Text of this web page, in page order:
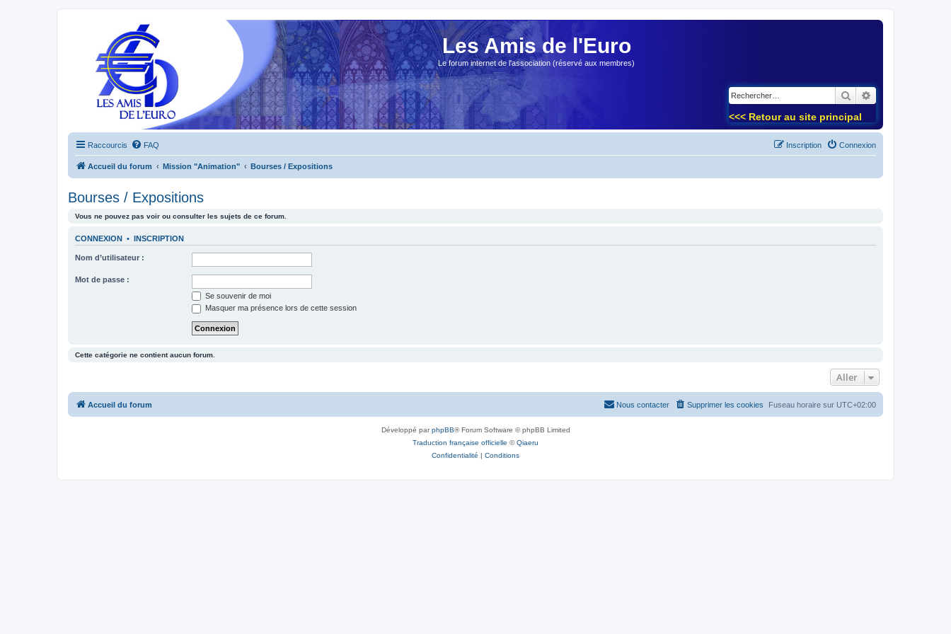
Les Amis de l'Euro
Le forum internet de l'association (réservé aux membres)
Rechercher
<<< Retour au site principal
Raccourcis FAQ Connexion
Inscription
Accueil du forum Mission "Animation" Bourses / Expositions
Bourses / Expositions
Vous ne pouvez pas voir ou consulter les sujets de ce forum.
CONNEXION • INSCRIPTION
Nom d’utilisateur :
Mot de passe :
Se souvenir de moi
Masquer ma présence lors de cette session
Cette catégorie ne contient aucun forum.
Aller
Accueil du forum Fuseau horaire sur UTC+02:00
Supprimer les cookies
Nous contacter
Développé parphpBB® Forum Software © phpBB Limited
Traduction française officielle ©Qiaeru
Confidentialité | Conditions